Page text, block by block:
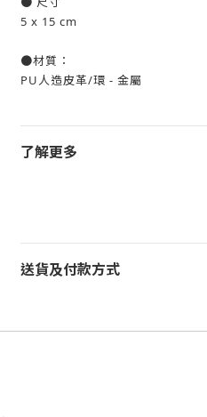
5 x 15 cm
●材質：
PU人造皮革/環 - 金屬
了解更多
送貨及付款方式